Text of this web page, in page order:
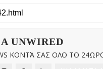
UNWIRED
ΚΟΝΤΆ ΣΑΣ ΟΛΟ ΤΟ